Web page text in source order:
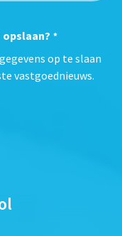
opslaan? *
op te slaan
vastgoednieuws.